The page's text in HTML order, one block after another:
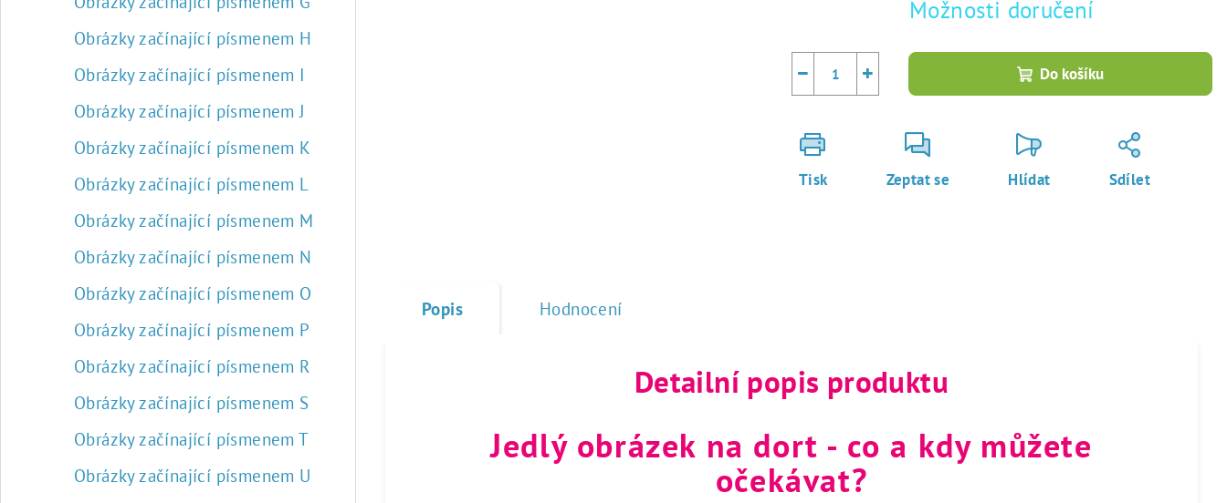
Obrázky začínající písmenem H
Obrázky začínající písmenem I
Obrázky začínající písmenem J
Obrázky začínající písmenem K
Obrázky začínající písmenem L
Obrázky začínající písmenem M
Obrázky začínající písmenem N
Obrázky začínající písmenem O
Obrázky začínající písmenem P
Obrázky začínající písmenem R
Obrázky začínající písmenem S
Obrázky začínající písmenem T
Obrázky začínající písmenem U
Možnosti doručení
+
− Do košíku
Tisk Zeptat se Hlídat Sdílet
Popis Hodnocení
Detailní popis produktu
Jedlý obrázek na dort - co a kdy můžete
očekávat?